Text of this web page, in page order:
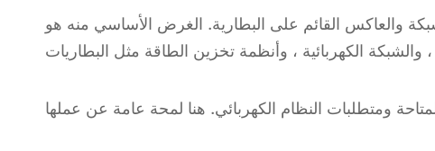
والعاكس القائم على البطارية. الغرض الأساسي منه هو